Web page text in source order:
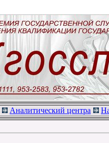
Аналитический центра